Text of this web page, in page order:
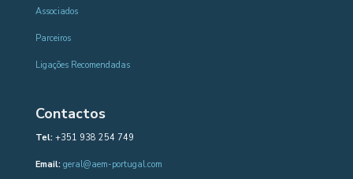
Associados
Parceiros
Ligações Recomendadas
Contactos
Tel:+351 938 254 749
Email: geral@aem-portugal.com